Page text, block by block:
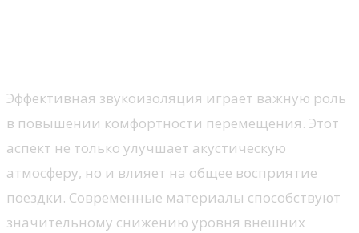
Эффективная звукоизоляция играет важную роль
в повышении комфортности перемещения. Этот
аспект не только улучшает акустическую
атмосферу, но и влияет на общее восприятие
поездки. Современные материалы способствуют
значительному снижению уровня внешних